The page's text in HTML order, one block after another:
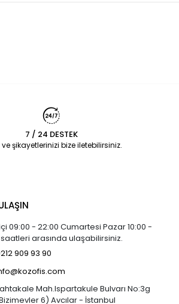
7 / 24 DESTEK
ve şikayetlerinizi bize iletebilirsiniz.
09:00 - 22:00 Cumartesi Pazar 10:00 -
arasında ulaşabilirsiniz.
909 93 90
Mah.Ispartakule Bulvarı No:3g
6) Avcılar - İstanbul